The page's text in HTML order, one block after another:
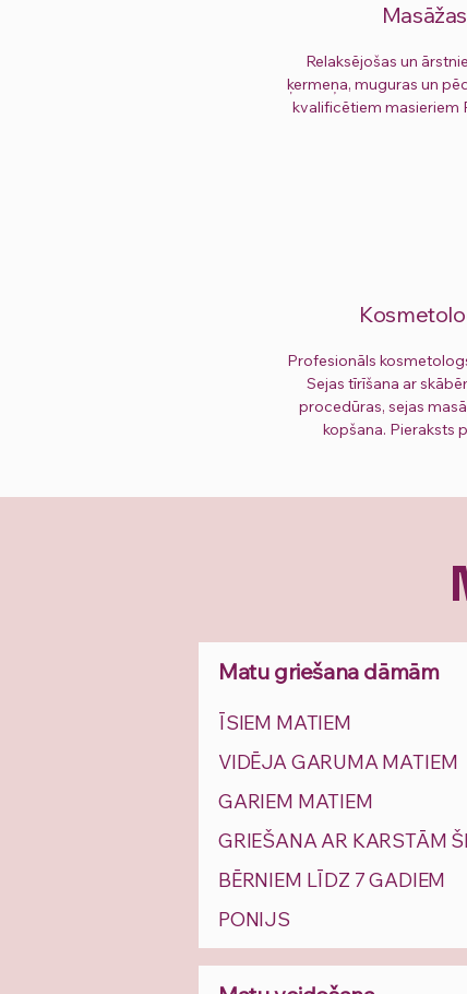
Masāžas
Relaksējošas un
ķermeņa, muguras un
kvalificētiem masieriem
Profesionāls
Sejas tīrīšana ar
procedūras, sejas
kopšana. Pieraksts
Matu griešana dāmām
ĪSIEM MATIEM
VIDĒJA GARUMA MATIEM
GARIEM MATIEM
GRIEŠANA AR KARSTĀM
BĒRNIEM LĪDZ 7 GADIEM
PONIJS